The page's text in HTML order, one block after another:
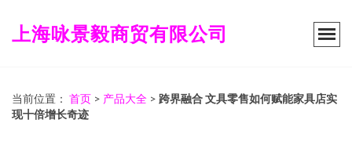
上海咏景毅商贸有限公司
当前位置： 首页 > 产品大全 > 跨界融合 文具零售如何赋能家具店实
现十倍增长奇迹